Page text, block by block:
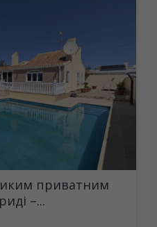
приватним
–...